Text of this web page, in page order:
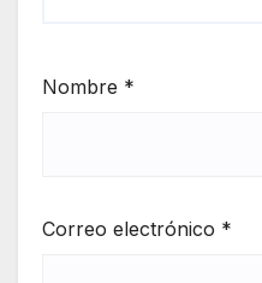
Nombre *
Correo electrónico *